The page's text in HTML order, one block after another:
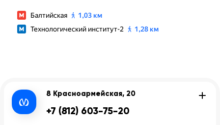
8 Красноармейская, 20
+7 (812) 603-75-20